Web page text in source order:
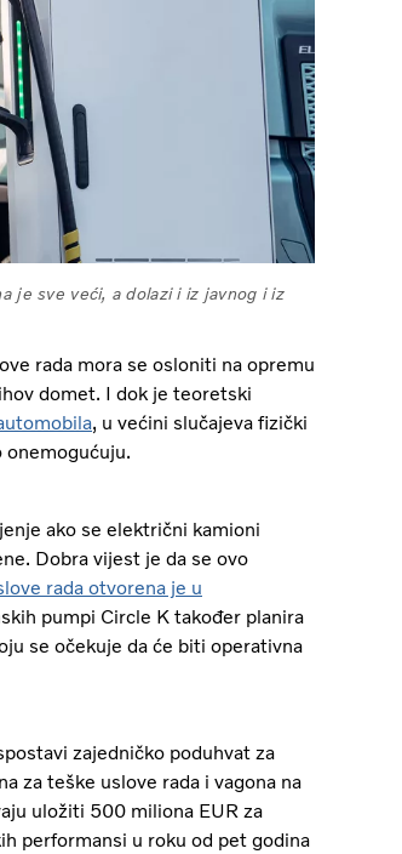
je sve veći, a dolazi i iz javnog i iz
rada mora se osloniti na opremu
domet. I dok je teoretski
, u većini slučajeva fizički
ako se električni kamioni
Dobra vijest je da se ovo
rada otvorena je u
pumpi Circle K također planira
se očekuje da će biti operativna
zajedničko poduhvat za
za teške uslove rada i vagona na
uložiti 500 miliona EUR za
performansi u roku od pet godina